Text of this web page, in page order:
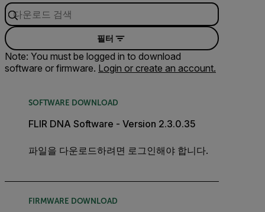
필터
Note: You must be logged in to download
software or firmware. Login or create an account.
SOFTWARE DOWNLOAD
FLIR DNA Software - Version 2.3.0.35
파일을 다운로드하려면 로그인해야 합니다.
FIRMWARE DOWNLOAD